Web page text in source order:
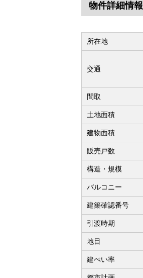
物件詳細情報
所在地
交通
間取
土地面積
建物面積
販売戸数
構造・規模
バルコニー
建築確認番号
引渡時期
地目
建ぺい率